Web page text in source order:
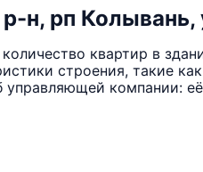
н, рп Колывань,
квартир в
строения, такие
компании: